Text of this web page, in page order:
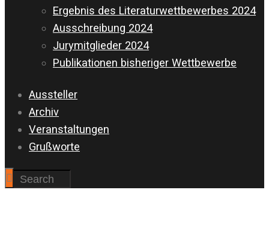
Ergebnis des Literaturwettbewerbes 2024
Ausschreibung 2024
Jurymitglieder 2024
Publikationen bisheriger Wettbewerbe
Aussteller
Archiv
Veranstaltungen
Grußworte